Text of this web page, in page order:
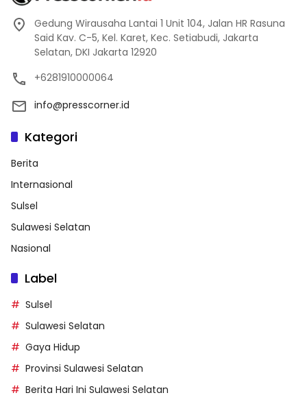
Gedung Wirausaha Lantai 1 Unit 104, Jalan HR Rasuna
Said Kav. C-5, Kel. Karet, Kec. Setiabudi, Jakarta
Selatan, DKI Jakarta 12920
+6281910000064
info@presscorner.id
Kategori
Berita
Internasional
Sulsel
Sulawesi Selatan
Nasional
Label
Sulsel
Sulawesi Selatan
Gaya Hidup
Provinsi Sulawesi Selatan
Berita Hari Ini Sulawesi Selatan